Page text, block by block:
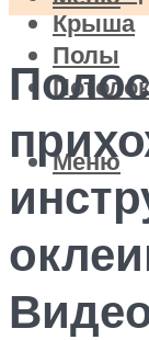
Крыша
Полы
Потолок
Меню